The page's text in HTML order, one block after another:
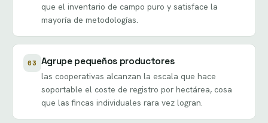
que el inventario de campo puro y satisface la
mayoría de metodologías.
03 Agrupe pequeños productores
las cooperativas alcanzan la escala que hace
soportable el coste de registro por hectárea, cosa
que las fincas individuales rara vez logran.